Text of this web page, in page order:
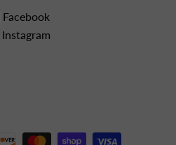
Facebook